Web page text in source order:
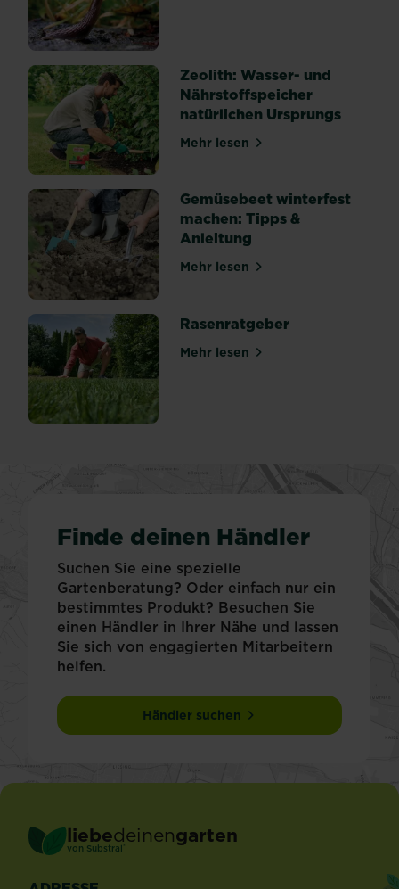
und
Ernte
her.
In
vielen
Fällen
können
gesamte
Jungpflanzen
von
den...
Zeolith: Wasser- und
Nährstoffspeicher
natürlichen Ursprungs
Mehr lesenüber Zeolith: Wasser- und
Gemüsebeet winterfest
machen: Tipps &
Anleitung
Mehr lesenüber Gemüsebeet
Rasenratgeber
Mehr lesenüber Rasenratgeber
Finde deinen Händler
Suchen Sie eine spezielle
Gartenberatung? Oder einfach nur ein
bestimmtes Produkt? Besuchen Sie
einen Händler in Ihrer Nähe und lassen
Sie sich von engagierten Mitarbeitern
helfen.
Händler suchen
liebedeinengarten
von Substral ®